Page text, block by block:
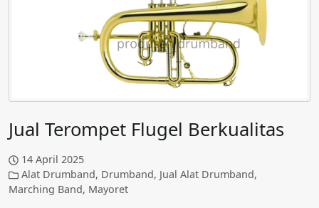
Jual Terompet Flugel Berkualitas
14 April 2025
Alat Drumband, Drumband, Jual Alat Drumband,
Marching Band, Mayoret